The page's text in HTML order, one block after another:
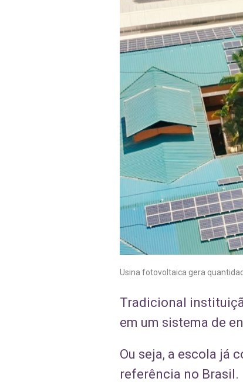
Usina fotovoltaica gera
Tradicional
em um sistema de
Ou seja, a escola já
referência no Brasil.